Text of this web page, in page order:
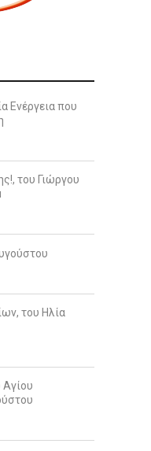
Ενέργεια που
του Γιώργου
του Ηλία
Αγίου